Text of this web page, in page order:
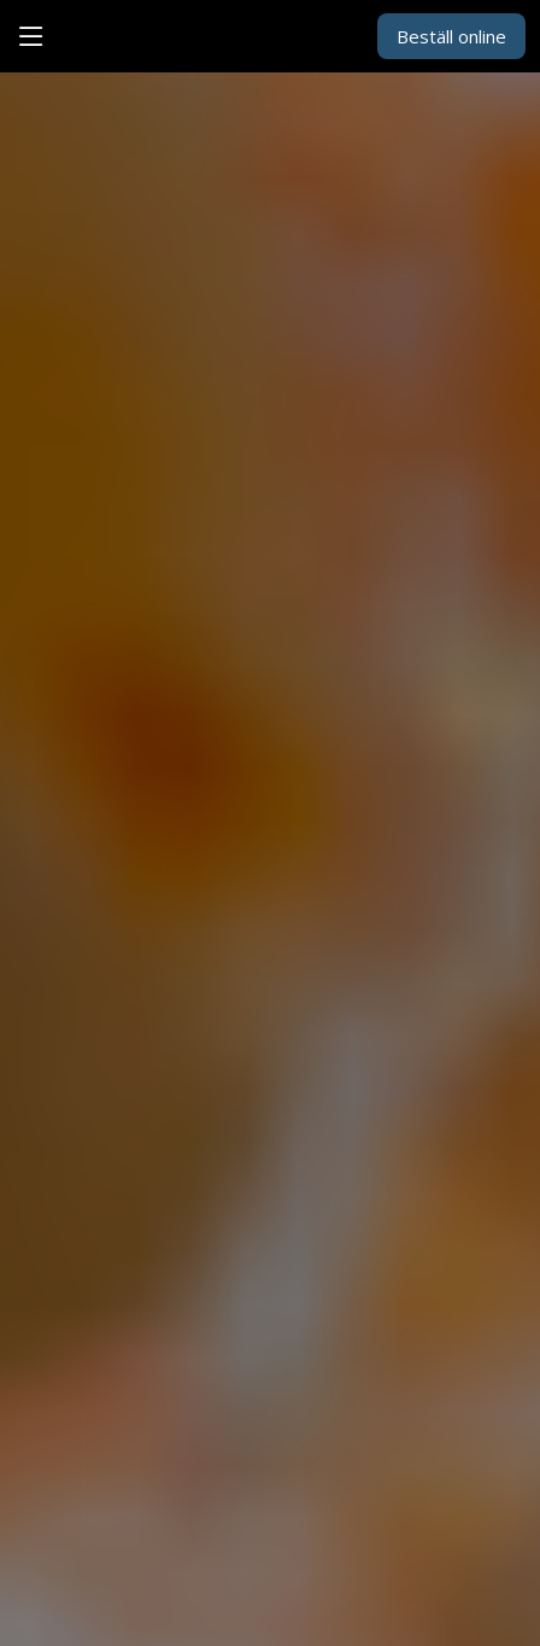
Beställ online